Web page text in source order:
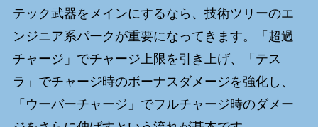
テック武器をメインにするなら、技術ツリーのエ
ンジニア系パークが重要になってきます。「超過
チャージ」でチャージ上限を引き上げ、「テス
ラ」でチャージ時のボーナスダメージを強化し、
「ウーバーチャージ」でフルチャージ時のダメー